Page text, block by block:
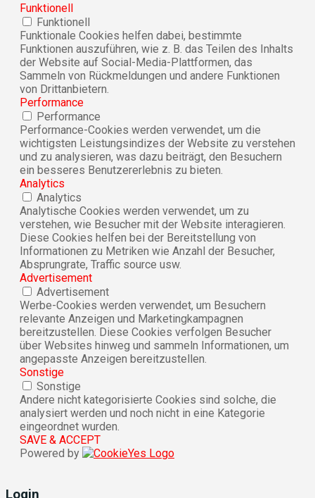
Funktionell
Funktionell
Funktionale Cookies helfen dabei, bestimmte
Funktionen auszuführen, wie z. B. das Teilen des Inhalts
der Website auf Social-Media-Plattformen, das
Sammeln von Rückmeldungen und andere Funktionen
von Drittanbietern.
Performance
Performance
Performance-Cookies werden verwendet, um die
wichtigsten Leistungsindizes der Website zu verstehen
und zu analysieren, was dazu beiträgt, den Besuchern
ein besseres Benutzererlebnis zu bieten.
Analytics
Analytics
Analytische Cookies werden verwendet, um zu
verstehen, wie Besucher mit der Website interagieren.
Diese Cookies helfen bei der Bereitstellung von
Informationen zu Metriken wie Anzahl der Besucher,
Absprungrate, Traffic source usw.
Advertisement
Advertisement
Werbe-Cookies werden verwendet, um Besuchern
relevante Anzeigen und Marketingkampagnen
bereitzustellen. Diese Cookies verfolgen Besucher
über Websites hinweg und sammeln Informationen, um
angepasste Anzeigen bereitzustellen.
Sonstige
Sonstige
Andere nicht kategorisierte Cookies sind solche, die
analysiert werden und noch nicht in eine Kategorie
eingeordnet wurden.
SAVE & ACCEPT
Powered by
Login